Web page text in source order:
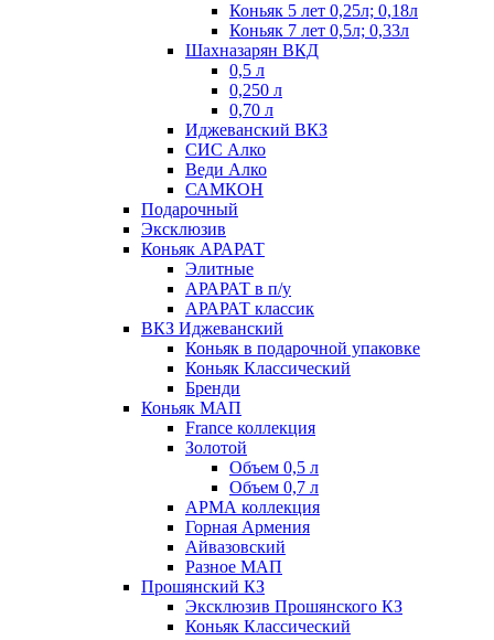
Коньяк 5 лет 0,25л; 0,18л
Коньяк 7 лет 0,5л; 0,33л
Шахназарян ВКД
0,5 л
0,250 л
0,70 л
Иджеванский ВКЗ
СИС Алко
Веди Алко
САМКОН
Подарочный
Эксклюзив
Коньяк АРАРАТ
Элитные
АРАРАТ в п/у
АРАРАТ классик
ВКЗ Иджеванский
Коньяк в подарочной упаковке
Коньяк Классический
Бренди
Коньяк МАП
France коллекция
Золотой
Объем 0,5 л
Объем 0,7 л
АРМА коллекция
Горная Армения
Айвазовский
Разное МАП
Прошянский КЗ
Эксклюзив Прошянского КЗ
Коньяк Классический